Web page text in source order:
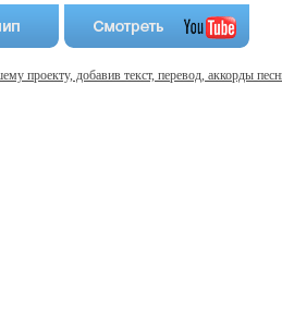
проекту, добавив текст, перевод, аккорды